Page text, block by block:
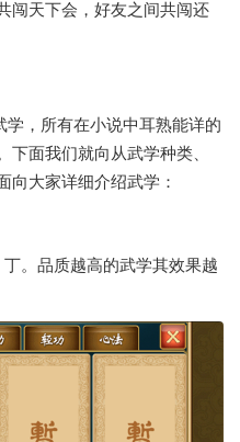
闯天下会，好友之间共闯还
，所有在小说中耳熟能详的
面我们就向从武学种类、
向大家详细介绍武学：
。品质越高的武学其效果越